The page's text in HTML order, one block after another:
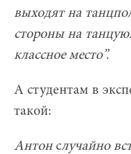
выходят на
стороны на
классное место”.
А студентам в
такой:
Антонслучайно